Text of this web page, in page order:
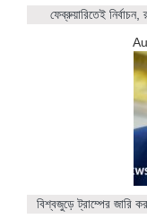
ফেব্রুয়ারিতেই
বিশ্বজুড়ে ট্রাম্পের জারি